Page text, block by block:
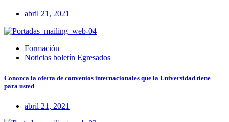
abril 21, 2021
Formación
Noticias boletín Egresados
Conozca la oferta de convenios internacionales que la Universidad tiene
para usted
abril 21, 2021